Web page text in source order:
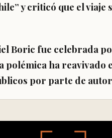
y criticó que el viaje
Boric fue celebrada
polémica ha reavivado
por parte de